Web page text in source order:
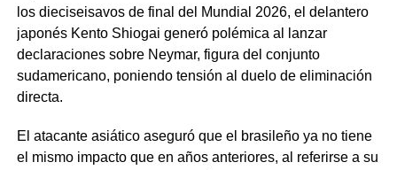
los dieciseisavos de final del Mundial 2026, el delantero
japonés Kento Shiogai generó polémica al lanzar
declaraciones sobre Neymar, figura del conjunto
sudamericano, poniendo tensión al duelo de eliminación
directa.
El atacante asiático aseguró que el brasileño ya no tiene
el mismo impacto que en años anteriores, al referirse a su